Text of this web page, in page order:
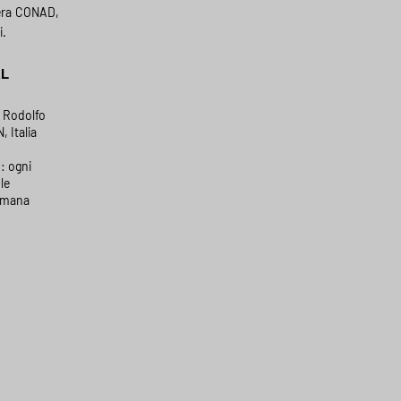
CONAD,
Rodolfo
Italia
ogni